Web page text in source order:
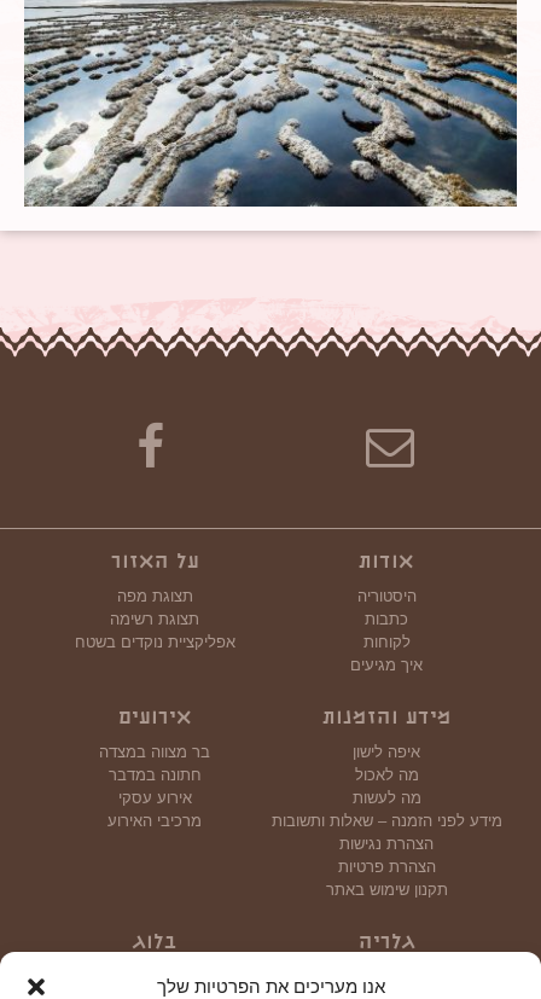
אנו מעריכים את הפרטיות שלך
אודות
היסטוריה
כתבות
לקוחות
איך מגיעים
על האזור
תצוגת מפה
תצוגת רשימה
אפליקציית נוקדים בשטח
מידע והזמנות
איפה לישון
מה לאכול
מה לעשות
מידע לפני הזמנה – שאלות ותשובות
הצהרת נגישות
הצהרת פרטיות
תקנון שימוש באתר
אירועים
בר מצווה במצדה
חתונה במדבר
אירוע עסקי
מרכיבי האירוע
גלריה בלוג